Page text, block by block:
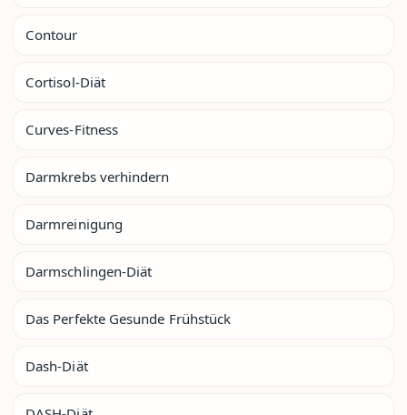
Contour
Cortisol-Diät
Curves-Fitness
Darmkrebs verhindern
Darmreinigung
Darmschlingen-Diät
Das Perfekte Gesunde Frühstück
Dash-Diät